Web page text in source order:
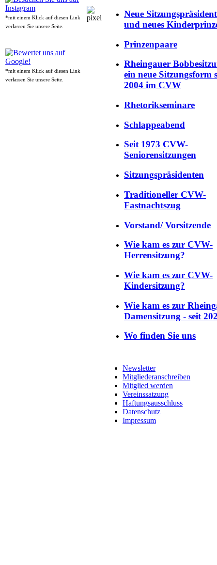
*mit einem Klick auf diesen Link
verlassen Sie unsere Seite.
*mit einem Klick auf diesen Link
verlassen Sie unsere Seite.
Neue
und neues
Prinzenpaare
Rheingauer
ein neue Sitzungsform
2004 im CVW
Rhetorikseminare
Schlappeabend
Seit 1973 CVW-
Seniorensitzungen
Sitzungspräsidenten
Traditioneller CVW-
Fastnachtszug
Vorstand/ Vorsitzende
Wie kam es zur CVW-
Herrensitzung?
Wie kam es zur CVW-
Kindersitzung?
Wie kam es zur
Damensitzung - seit
Wo finden Sie uns
Newsletter
Mitgliederanschreiben
Mitglied werden
Vereinssatzung
Haftungsausschluss
Datenschutz
Impressum